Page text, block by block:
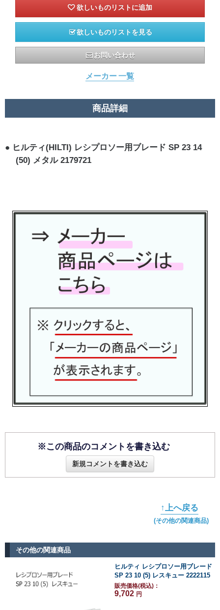
欲しいものリストを見る
お問い合わせ
メーカー 一覧
商品詳細
ヒルティ(HILTI) レシプロソー用ブレード SP 23 14
(50) メタル 2179721
※この商品のコメントを書き込む
新規コメントを書き込む
↑上へ戻る
(その他の関連商品)
その他の関連商品
ヒルティ レシプロソー用ブレード
SP 23 10 (5) レスキュー 2222115
販売価格(税込)：
9,702 円